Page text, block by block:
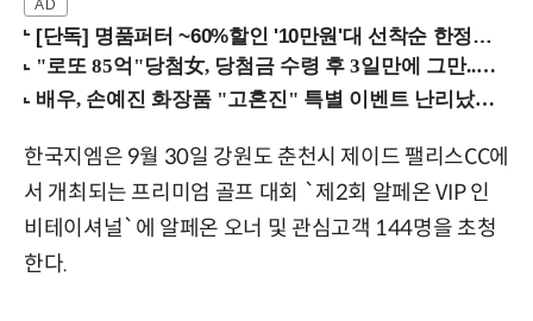
[단독] 명품퍼터 ~60%할인 '10만원'대 선착순 한정판매!
한국지엠은 9월 30일 강원도 춘천시 제이드 팰리스CC에
서 개최되는 프리미엄 골프 대회 `제2회 알페온 VIP 인
비테이셔널`에 알페온 오너 및 관심고객 144명을 초청
한다.